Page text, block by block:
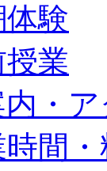
験
業
・ア
間・